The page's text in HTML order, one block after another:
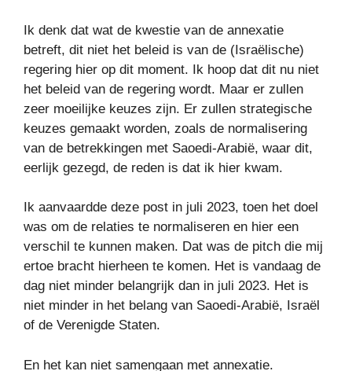
Ik denk dat wat de kwestie van de annexatie
betreft, dit niet het beleid is van de (Israëlische)
regering hier op dit moment. Ik hoop dat dit nu niet
het beleid van de regering wordt. Maar er zullen
zeer moeilijke keuzes zijn. Er zullen strategische
keuzes gemaakt worden, zoals de normalisering
van de betrekkingen met Saoedi-Arabië, waar dit,
eerlijk gezegd, de reden is dat ik hier kwam.
Ik aanvaardde deze post in juli 2023, toen het doel
was om de relaties te normaliseren en hier een
verschil te kunnen maken. Dat was de pitch die mij
ertoe bracht hierheen te komen. Het is vandaag de
dag niet minder belangrijk dan in juli 2023. Het is
niet minder in het belang van Saoedi-Arabië, Israël
of de Verenigde Staten.
En het kan niet samengaan met annexatie.